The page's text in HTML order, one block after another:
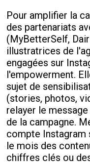
Pour amplifier la
des partenariats
(MyBetterSelf,
illustratrices de
engagées sur
l'empowerment.
sujet de
(stories, photos,
relayer le
de la campagne.
compte Instagram
le mois des
chiffres clés ou